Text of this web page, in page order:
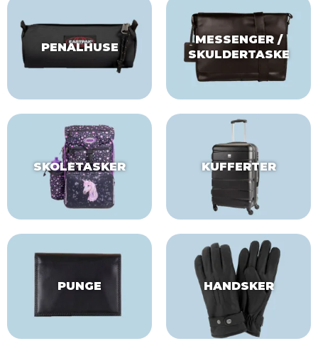
PENALHUSE
MESSENGER /
SKULDERTASKE
SKOLETASKER KUFFERTER
PUNGE HANDSKER